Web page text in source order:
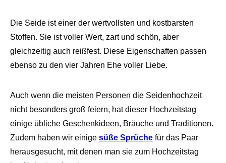
Die Seide ist einer der wertvollsten und kostbarsten
Stoffen. Sie ist voller Wert, zart und schön, aber
gleichzeitig auch reißfest. Diese Eigenschaften passen
ebenso zu den vier Jahren Ehe voller Liebe.
Auch wenn die meisten Personen die Seidenhochzeit
nicht besonders groß feiern, hat dieser Hochzeitstag
einige übliche Geschenkideen, Bräuche und Traditionen.
Zudem haben wir einige süße Sprüche für das Paar
herausgesucht, mit denen man sie zum Hochzeitstag